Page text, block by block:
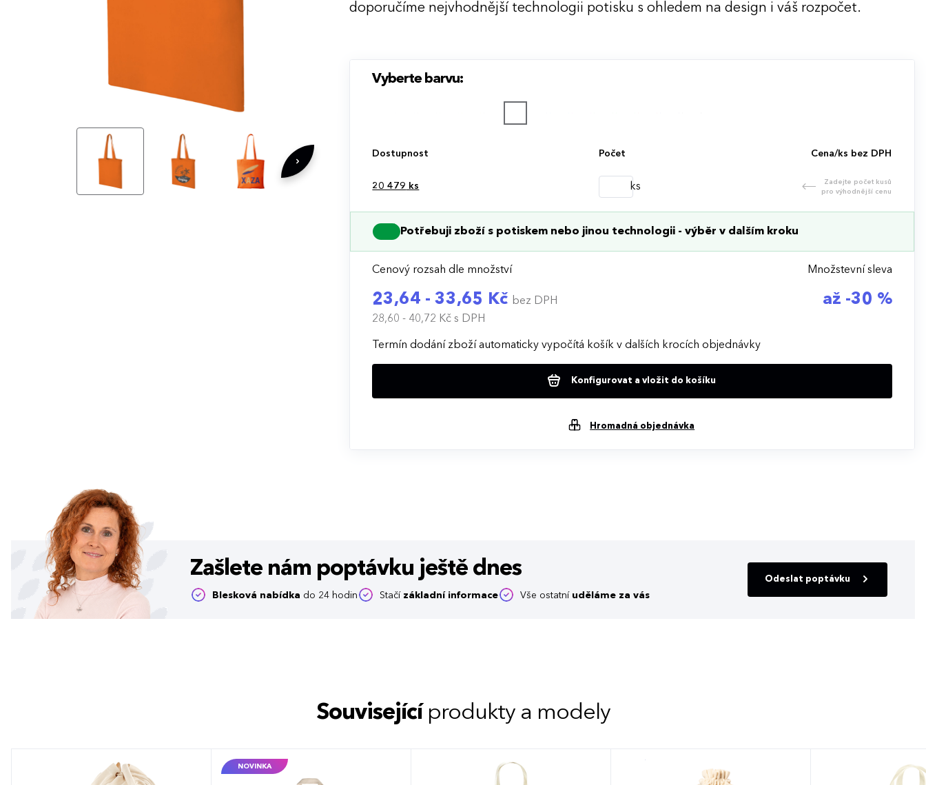
doporučíme nejvhodnější technologii potisku s ohledem na design i váš rozpočet.
Vyberte barvu:
Dostupnost Počet Cena/ks bez DPH
20 479 ks ks
Zadejte počet kusů
pro výhodnější cenu
Potřebuji zboží s potiskem nebo jinou technologii - výběr v dalším kroku
Cenový rozsah dle množství
23,64 - 33,65 Kč bez DPH
28,60 - 40,72 Kčs DPH
Množstevní sleva
až -30 %
Termín dodání zboží automaticky vypočítá košík v dalších krocích objednávky
Konfigurovat a vložit do košíku
Hromadná objednávka
Zašlete nám poptávku ještě dnes
Blesková nabídka do 24 hodin Stačí základní informace Vše ostatní uděláme za vás
Odeslat poptávku
Související produkty a modely
NOVINKA